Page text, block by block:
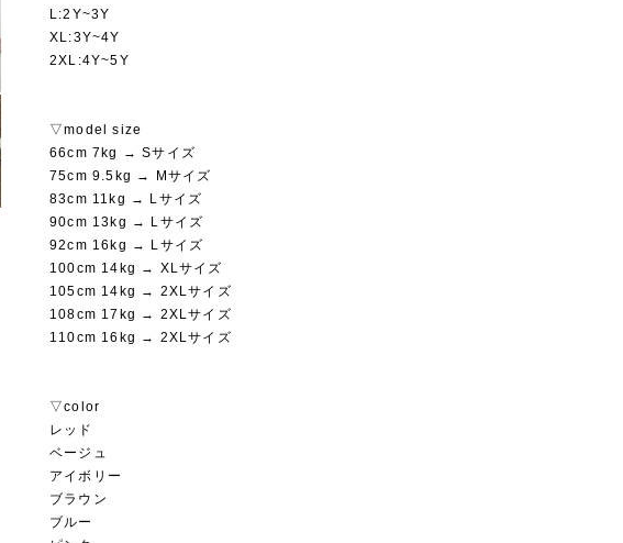
L:2Y~3Y
XL:3Y~4Y
2XL:4Y~5Y
▽model size
66cm 7kg → Sサイズ
75cm 9.5kg → Mサイズ
83cm 11kg → Lサイズ
90cm 13kg → Lサイズ
92cm 16kg → Lサイズ
100cm 14kg → XLサイズ
105cm 14kg → 2XLサイズ
108cm 17kg → 2XLサイズ
110cm 16kg → 2XLサイズ
▽color
レッド
ベージュ
アイボリー
ブラウン
ブルー